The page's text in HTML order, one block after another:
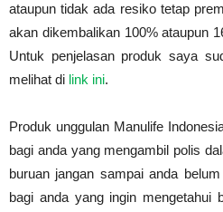
ataupun tidak ada resiko tetap
akan dikembalikan 100% ataupun
Untuk penjelasan produk saya
melihat di link ini.
Produk unggulan Manulife
bagi anda yang mengambil polis
buruan jangan sampai anda
bagi anda yang ingin mengetahui